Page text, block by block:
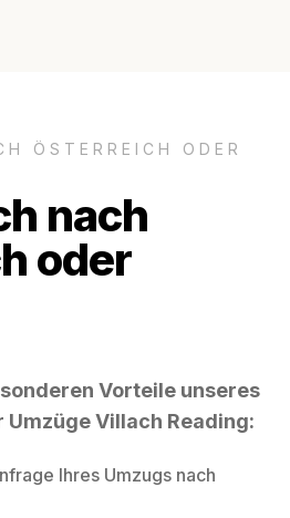
ÖSTERREICH ODER
nach
oder
Vorteile unseres
Villach Reading:
Ihres Umzugs nach